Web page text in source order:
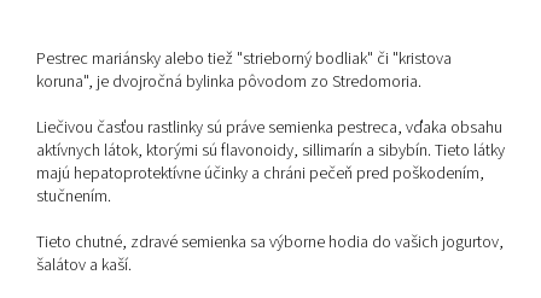
Pestrec mariánsky alebo tiež "strieborný bodliak" či "kristova
koruna", je dvojročná bylinka pôvodom zo Stredomoria.
Liečivou časťou rastlinky sú práve semienka pestreca, vďaka obsahu
aktívnych látok, ktorými sú flavonoidy, sillimarín a sibybín. Tieto látky
majú hepatoprotektívne účinky a chráni pečeň pred poškodením,
stučnením.
Tieto chutné, zdravé semienka sa výborne hodia do vašich jogurtov,
šalátov a kaší.